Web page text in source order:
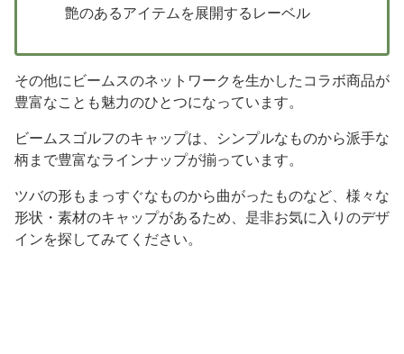
艶のあるアイテムを展開するレーベル
その他にビームスのネットワークを生かしたコラボ商品が
豊富なことも魅力のひとつになっています。
ビームスゴルフのキャップは、シンプルなものから派手な
柄まで豊富なラインナップが揃っています。
ツバの形もまっすぐなものから曲がったものなど、様々な
形状・素材のキャップがあるため、是非お気に入りのデザ
インを探してみてください。